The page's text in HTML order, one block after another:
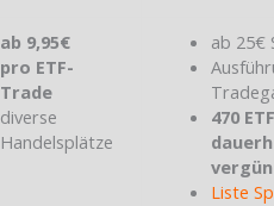
ab 9,95€
pro ETF-
Trade
diverse
Handelsplätze
ab 25€
470
Liste